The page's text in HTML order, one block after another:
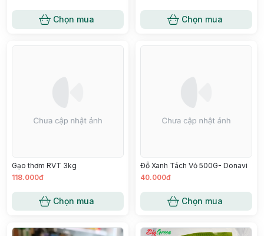
Chọn mua Chọn mua
Gạo thơm RVT 3kg
118.000đ
Chọn mua
Đỗ Xanh Tách Vỏ 500G- Donavi
40.000đ
Chọn mua